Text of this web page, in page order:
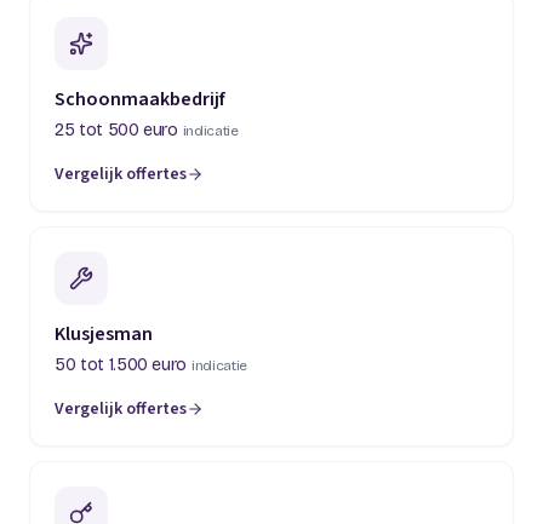
Schoonmaakbedrijf
25 tot 500 euro indicatie
Vergelijk offertes
(opent in een nieuw tabblad)
Klusjesman
50 tot 1.500 euro indicatie
Vergelijk offertes
(opent in een nieuw tabblad)